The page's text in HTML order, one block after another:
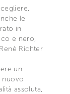
le
in
e nero,
Richter
un
nuovo
assoluta,